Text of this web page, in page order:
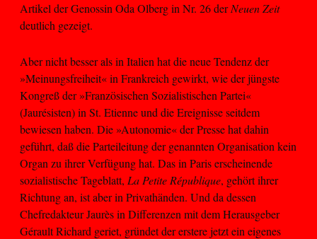
Artikel der Genossin Oda Olberg in Nr. 26 derNeuen Zeit
deutlich gezeigt.
Aber nicht besser als in Italien hat die neue Tendenz der
»Meinungsfreiheit« in Frankreich gewirkt, wie der jüngste
Kongreß der »Französischen Sozialistischen Partei«
(Jaurésisten) in St. Etienne und die Ereignisse seitdem
bewiesen haben. Die »Autonomie« der Presse hat dahin
geführt, daß die Parteileitung der genannten Organisation kein
Organ zu ihrer Verfügung hat. Das in Paris erscheinende
sozialistische Tageblatt, La Petite République, gehört ihrer
Richtung an, ist aber in Privathänden. Und da dessen
Chefredakteur Jaurès in Differenzen mit dem Herausgeber
Gérault Richard geriet, gründet der erstere jetzt ein eigenes